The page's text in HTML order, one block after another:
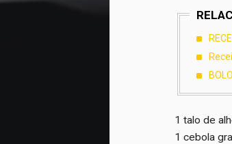
1 talo de
1 cebola